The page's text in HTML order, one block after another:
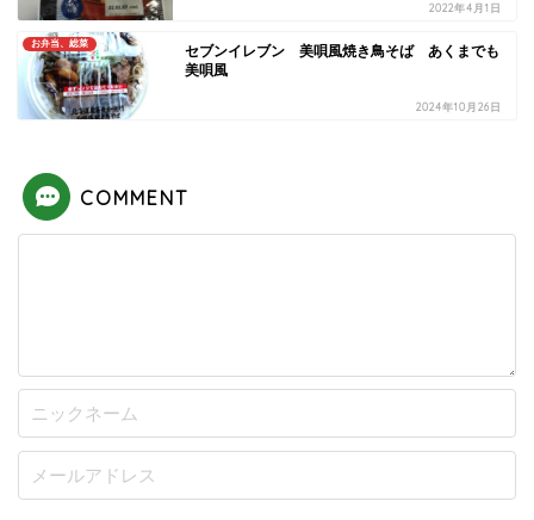
2022年4月1日
お弁当、総菜
セブンイレブン 美唄風焼き鳥そば あくまでも
美唄風
2024年10月26日
COMMENT